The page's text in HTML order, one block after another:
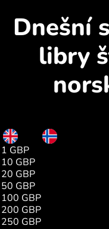
Dnešní
libry
GBP
1 GBP
10 GBP
20 GBP
50 GBP
100 GBP
200 GBP
250 GBP